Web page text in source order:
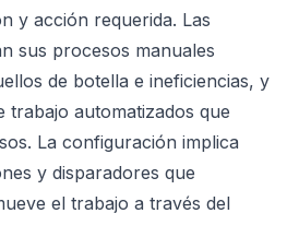
y acción requerida. Las
sus procesos manuales
de botella e ineficiencias, y
trabajo automatizados que
La configuración implica
y disparadores que
el trabajo a través del